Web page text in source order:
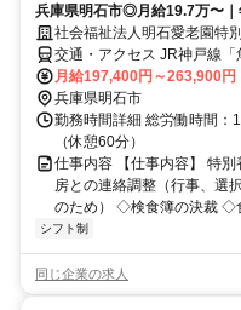
兵庫県明石市◎月給19.7万〜｜
社会福祉法人明石愛老園特
交通・アクセス JR神戸線
月給197,400円～263,900円
兵庫県明石市
勤務時間詳細 総労働時間
（休憩60分）
仕事内容 【仕事内容】 特
房との連絡調整（行事、選
のため） ◇検食簿の決裁 ◇
シフト制
同じ企業の求人